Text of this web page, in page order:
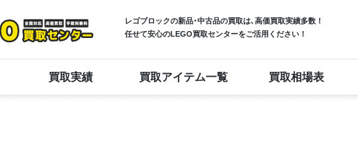
レゴブロックの新品･中古品の買取は､高価買取実績多数！
任せて安心のLEGO買取センターをご活用ください！
買取実績 買取アイテム一覧 買取相場表